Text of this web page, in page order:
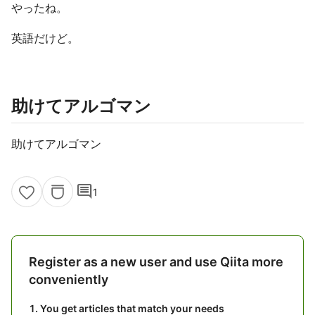
やったね。
英語だけど。
助けてアルゴマン
助けてアルゴマン
comment1
Register as a new user and use Qiita more
conveniently
You get articles that match your needs